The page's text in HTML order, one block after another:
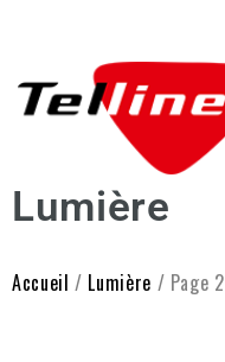
Lumière
Accueil / Lumière / Page 2